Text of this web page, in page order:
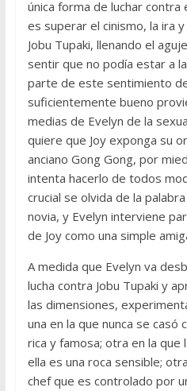
única forma de luchar
es superar el cinismo, la ira
Jobu Tupaki, llenando el
sentir que no podía estar a
parte de este sentimiento
suficientemente bueno
medias de Evelyn de la
quiere que Joy exponga su
anciano Gong Gong, por
intenta hacerlo de todos
crucial se olvida de la
novia, y Evelyn interviene
de Joy como una simple
A medida que Evelyn va
lucha contra Jobu Tupaki y
las dimensiones,
una en la que nunca se casó
rica y famosa; otra en la que
ella es una roca sensible;
chef que es controlado por